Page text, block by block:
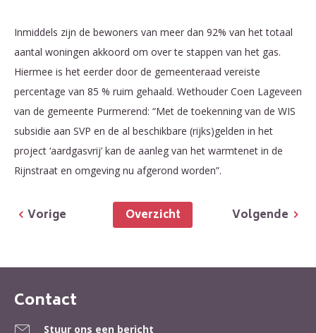
Inmiddels zijn de bewoners van meer dan 92% van het totaal
aantal woningen akkoord om over te stappen van het gas.
Hiermee is het eerder door de gemeenteraad vereiste
percentage van 85 % ruim gehaald. Wethouder Coen Lageveen
van de gemeente Purmerend: “Met de toekenning van de WIS
subsidie aan SVP en de al beschikbare (rijks)gelden in het
project ‘aardgasvrij’ kan de aanleg van het warmtenet in de
Rijnstraat en omgeving nu afgerond worden”.
Volgende
Overzicht
Vorige
Contactinformatie
Contact
Stuur ons een bericht